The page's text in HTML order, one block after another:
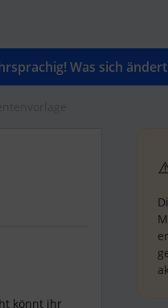
Was sich
könnt ihr